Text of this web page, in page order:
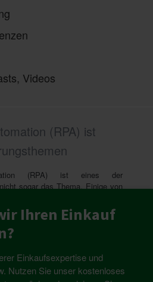
Ihren Einkauf
Einkaufsexpertise und
Nutzen Sie unser kostenloses
Videos
(RPA) ist
(RPA) ist eines der
sogar das Thema. Einige von
ähnliche Geschöpfe, die einem
vielmehr ein virtueller User, der
aus Star Wars. Sie sind
die wiederholende regelbasierte